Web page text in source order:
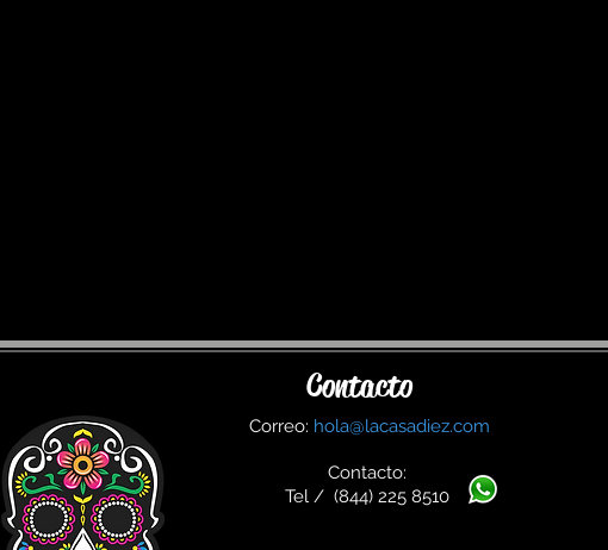
Contacto
Correo: hola@lacasadiez.com
Contacto:
Tel / (844) 225 8510